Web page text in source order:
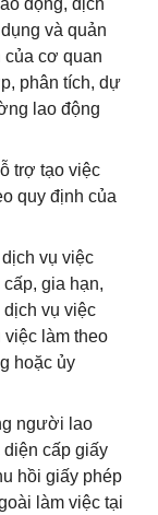
động, dịch
và quản
của cơ quan
phân tích, dự
lao động
trợ tạo việc
quy định của
vụ việc
gia hạn,
dịch vụ việc
việc làm theo
hoặc ủy
người lao
cấp giấy
hồi giấy phép
làm việc tại